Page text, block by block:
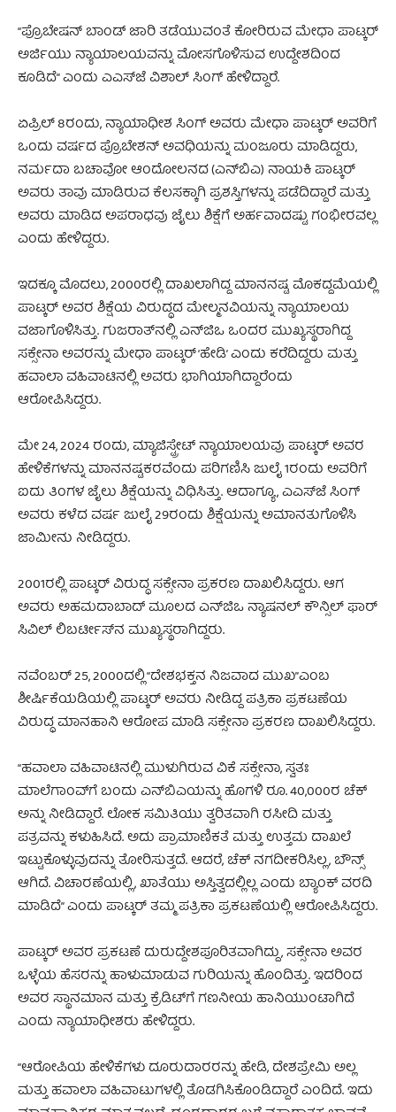
“ಪ್ರೊಬೇಷನ್ ಬಾಂಡ್ ಜಾರಿ ತಡೆಯುವಂತೆ ಕೋರಿರುವ ಮೇಧಾ ಪಾಟ್ಕರ್
ಅರ್ಜಿಯು ನ್ಯಾಯಾಲಯವನ್ನು ಮೋಸಗೊಳಿಸುವ ಉದ್ದೇಶದಿಂದ
ಕೂಡಿದೆ” ಎಂದು ಎಎಸ್‌ಜೆ ವಿಶಾಲ್ ಸಿಂಗ್ ಹೇಳಿದ್ದಾರೆ.
ಏಪ್ರಿಲ್ 8ರಂದು, ನ್ಯಾಯಾಧೀಶ ಸಿಂಗ್ ಅವರು ಮೇಧಾ ಪಾಟ್ಕರ್ ಅವರಿಗೆ
ಒಂದು ವರ್ಷದ ಪ್ರೊಬೇಶನ್ ಅವಧಿಯನ್ನು ಮಂಜೂರು ಮಾಡಿದ್ದರು,
ನರ್ಮದಾ ಬಚಾವೋ ಆಂದೋಲನದ (ಎನ್‌ಬಿಎ) ನಾಯಕಿ ಪಾಟ್ಕರ್
ಅವರು ತಾವು ಮಾಡಿರುವ ಕೆಲಸಕ್ಕಾಗಿ ಪ್ರಶಸ್ತಿಗಳನ್ನು ಪಡೆದಿದ್ದಾರೆ ಮತ್ತು
ಅವರು ಮಾಡಿದ ಅಪರಾಧವು ಜೈಲು ಶಿಕ್ಷೆಗೆ ಅರ್ಹವಾದಷ್ಟು ಗಂಭೀರವಲ್ಲ
ಎಂದು ಹೇಳಿದ್ದರು.
ಇದಕ್ಕೂ ಮೊದಲು, 2000ರಲ್ಲಿ ದಾಖಲಾಗಿದ್ದ ಮಾನನಷ್ಟ ಮೊಕದ್ದಮೆಯಲ್ಲಿ
ಪಾಟ್ಕರ್ ಅವರ ಶಿಕ್ಷೆಯ ವಿರುದ್ಧದ ಮೇಲ್ಮನವಿಯನ್ನು ನ್ಯಾಯಾಲಯ
ವಜಾಗೊಳಿಸಿತ್ತು. ಗುಜರಾತ್‌ನಲ್ಲಿ ಎನ್‌ಜಿಒ ಒಂದರ ಮುಖ್ಯಸ್ಥರಾಗಿದ್ದ
ಸಕ್ಸೇನಾ ಅವರನ್ನು ಮೇಧಾ ಪಾಟ್ಕರ್ ‘ಹೇಡಿ’ ಎಂದು ಕರೆದಿದ್ದರು ಮತ್ತು
ಹವಾಲಾ ವಹಿವಾಟಿನಲ್ಲಿ ಅವರು ಭಾಗಿಯಾಗಿದ್ದಾರೆಂದು
ಆರೋಪಿಸಿದ್ದರು.
ಮೇ 24, 2024 ರಂದು, ಮ್ಯಾಜಿಸ್ಟ್ರೇಟ್ ನ್ಯಾಯಾಲಯವು ಪಾಟ್ಕರ್ ಅವರ
ಹೇಳಿಕೆಗಳನ್ನು ಮಾನನಷ್ಟಕರವೆಂದು ಪರಿಗಣಿಸಿ ಜುಲೈ 1ರಂದು ಅವರಿಗೆ
ಐದು ತಿಂಗಳ ಜೈಲು ಶಿಕ್ಷೆಯನ್ನು ವಿಧಿಸಿತ್ತು. ಆದಾಗ್ಯೂ, ಎಎಸ್‌ಜೆ ಸಿಂಗ್
ಅವರು ಕಳೆದ ವರ್ಷ ಜುಲೈ 29ರಂದು ಶಿಕ್ಷೆಯನ್ನು ಅಮಾನತುಗೊಳಿಸಿ
ಜಾಮೀನು ನೀಡಿದ್ದರು.
2001ರಲ್ಲಿ ಪಾಟ್ಕರ್ ವಿರುದ್ಧ ಸಕ್ಸೇನಾ ಪ್ರಕರಣ ದಾಖಲಿಸಿದ್ದರು. ಆಗ
ಅವರು ಅಹಮದಾಬಾದ್ ಮೂಲದ ಎನ್‌ಜಿಒ ನ್ಯಾಷನಲ್ ಕೌನ್ಸಿಲ್ ಫಾರ್
ಸಿವಿಲ್ ಲಿಬರ್ಟೀಸ್‌ನ ಮುಖ್ಯಸ್ಥರಾಗಿದ್ದರು.
ನವೆಂಬರ್ 25, 2000ದಲ್ಲಿ “ದೇಶಭಕ್ತನ ನಿಜವಾದ ಮುಖ”ಎಂಬ
ಶೀರ್ಷಿಕೆಯಡಿಯಲ್ಲಿ ಪಾಟ್ಕರ್ ಅವರು ನೀಡಿದ್ದ ಪತ್ರಿಕಾ ಪ್ರಕಟಣೆಯ
ವಿರುದ್ಧ ಮಾನಹಾನಿ ಆರೋಪ ಮಾಡಿ ಸಕ್ಸೇನಾ ಪ್ರಕರಣ ದಾಖಲಿಸಿದ್ದರು.
“ಹವಾಲಾ ವಹಿವಾಟಿನಲ್ಲಿ ಮುಳುಗಿರುವ ವಿಕೆ ಸಕ್ಸೇನಾ, ಸ್ವತಃ
ಮಾಲೆಗಾಂವ್‌ಗೆ ಬಂದು ಎನ್‌ಬಿಎಯನ್ನು ಹೊಗಳಿ ರೂ. 40,000ರ ಚೆಕ್‌
ಅನ್ನು ನೀಡಿದ್ದಾರೆ. ಲೋಕ ಸಮಿತಿಯು ತ್ವರಿತವಾಗಿ ರಸೀದಿ ಮತ್ತು
ಪತ್ರವನ್ನು ಕಳುಹಿಸಿದೆ. ಅದು ಪ್ರಾಮಾಣಿಕತೆ ಮತ್ತು ಉತ್ತಮ ದಾಖಲೆ
ಇಟ್ಟುಕೊಳ್ಳುವುದನ್ನು ತೋರಿಸುತ್ತದೆ. ಆದರೆ, ಚೆಕ್ ನಗದೀಕರಿಸಿಲ್ಲ, ಬೌನ್ಸ್
ಆಗಿದೆ. ವಿಚಾರಣೆಯಲ್ಲಿ, ಖಾತೆಯು ಅಸ್ತಿತ್ವದಲ್ಲಿಲ್ಲ ಎಂದು ಬ್ಯಾಂಕ್ ವರದಿ
ಮಾಡಿದೆ” ಎಂದು ಪಾಟ್ಕರ್ ತಮ್ಮ ಪತ್ರಿಕಾ ಪ್ರಕಟಣೆಯಲ್ಲಿ ಆರೋಪಿಸಿದ್ದರು.
ಪಾಟ್ಕರ್ ಅವರ ಪ್ರಕಟಣೆ ದುರುದ್ದೇಶಪೂರಿತವಾಗಿದ್ದು, ಸಕ್ಸೇನಾ ಅವರ
ಒಳ್ಳೆಯ ಹೆಸರನ್ನು ಹಾಳುಮಾಡುವ ಗುರಿಯನ್ನು ಹೊಂದಿತ್ತು. ಇದರಿಂದ
ಅವರ ಸ್ಥಾನಮಾನ ಮತ್ತು ಕ್ರೆಡಿಟ್‌ಗೆ ಗಣನೀಯ ಹಾನಿಯುಂಟಾಗಿದೆ
ಎಂದು ನ್ಯಾಯಾಧೀಶರು ಹೇಳಿದ್ದರು.
“ಆರೋಪಿಯ ಹೇಳಿಕೆಗಳು ದೂರುದಾರರನ್ನು ಹೇಡಿ, ದೇಶಪ್ರೇಮಿ ಅಲ್ಲ
ಮತ್ತು ಹವಾಲಾ ವಹಿವಾಟುಗಳಲ್ಲಿ ತೊಡಗಿಸಿಕೊಂಡಿದ್ದಾರೆ ಎಂದಿದೆ. ಇದು